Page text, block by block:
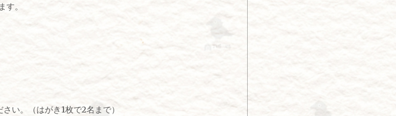
。
い。（はがき1枚で2名まで）